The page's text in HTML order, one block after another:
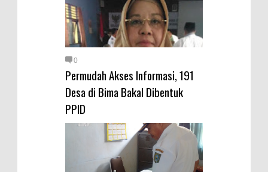
SIGAPUAN dan Ikhtiar Kota Bima
Menjemput Korban Kekerasan
0
Permudah Akses Informasi, 191
Desa di Bima Bakal Dibentuk
PPID